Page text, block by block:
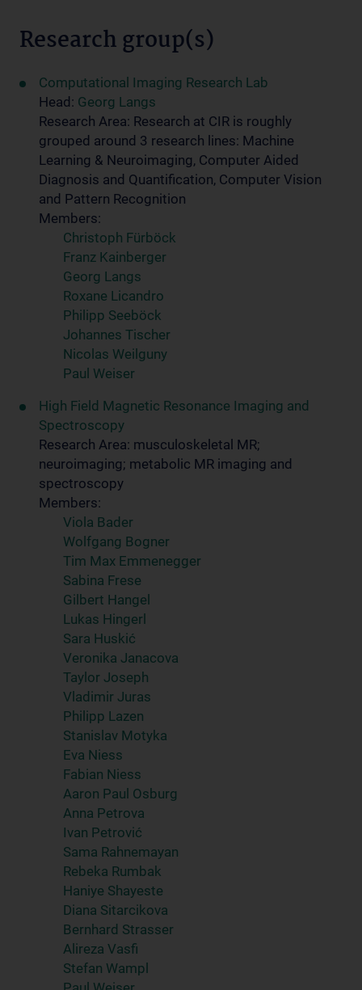
Research group(s)
Computational Imaging Research Lab
Head: Georg Langs
Research Area: Research at CIR is roughly
grouped around 3 research lines: Machine
Learning & Neuroimaging, Computer Aided
Diagnosis and Quantification, Computer Vision
and Pattern Recognition
Members:
Christoph Fürböck
Franz Kainberger
Georg Langs
Roxane Licandro
Philipp Seeböck
Johannes Tischer
Nicolas Weilguny
Paul Weiser
High Field Magnetic Resonance Imaging and
Spectroscopy
Research Area: musculoskeletal MR;
neuroimaging; metabolic MR imaging and
spectroscopy
Members:
Viola Bader
Wolfgang Bogner
Tim Max Emmenegger
Sabina Frese
Gilbert Hangel
Lukas Hingerl
Sara Huskić
Veronika Janacova
Taylor Joseph
Vladimir Juras
Philipp Lazen
Stanislav Motyka
Eva Niess
Fabian Niess
Aaron Paul Osburg
Anna Petrova
Ivan Petrović
Sama Rahnemayan
Rebeka Rumbak
Haniye Shayeste
Diana Sitarcikova
Bernhard Strasser
Alireza Vasfi
Stefan Wampl